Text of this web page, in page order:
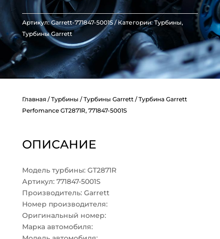
Артикул:Garrett-771847-5001S Категории:Турбины,
Турбины Garrett
Главная/Турбины /Турбины Garrett/ Турбина Garrett
Perfomance GT2871R, 771847-5001S
ОПИСАНИЕ
Модель турбины: GT2871R
Артикул: 771847-5001S
Производитель: Garrett
Номер производителя:
Оригинальный номер:
Марка автомобиля: